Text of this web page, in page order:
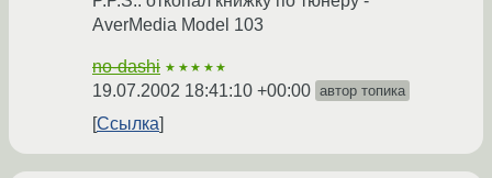
AverMedia Model 103
no-dashi ★★★★★
19.07.2002 18:41:10 +00:00 автор топика
Ссылка